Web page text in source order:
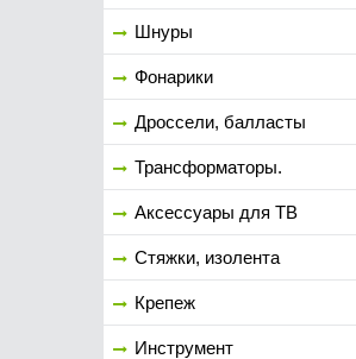
Шнуры
Фонарики
Дроссели, балласты
Трансформаторы.
Аксессуары для ТВ
Стяжки, изолента
Крепеж
Инструмент